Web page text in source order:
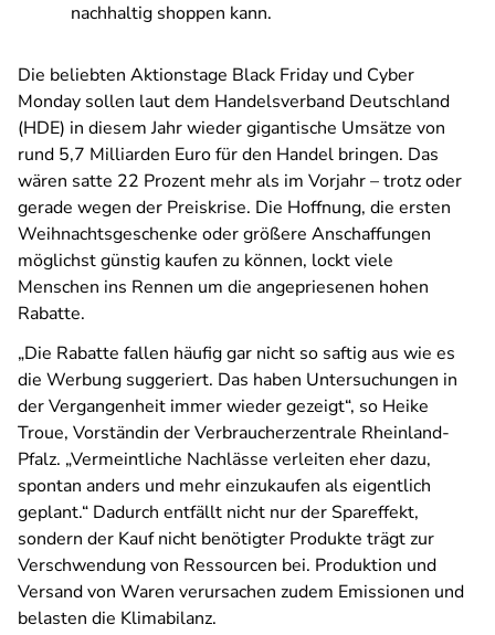
nachhaltig shoppen kann.
Die beliebten Aktionstage Black Friday und Cyber
Monday sollen laut dem Handelsverband Deutschland
(HDE) in diesem Jahr wieder gigantische Umsätze von
rund 5,7 Milliarden Euro für den Handel bringen. Das
wären satte 22 Prozent mehr als im Vorjahr – trotz oder
gerade wegen der Preiskrise. Die Hoffnung, die ersten
Weihnachtsgeschenke oder größere Anschaffungen
möglichst günstig kaufen zu können, lockt viele
Menschen ins Rennen um die angepriesenen hohen
Rabatte.
„Die Rabatte fallen häufig gar nicht so saftig aus wie es
die Werbung suggeriert. Das haben Untersuchungen in
der Vergangenheit immer wieder gezeigt“, so Heike
Troue, Vorständin der Verbraucherzentrale Rheinland-
Pfalz. „Vermeintliche Nachlässe verleiten eher dazu,
spontan anders und mehr einzukaufen als eigentlich
geplant.“ Dadurch entfällt nicht nur der Spareffekt,
sondern der Kauf nicht benötigter Produkte trägt zur
Verschwendung von Ressourcen bei. Produktion und
Versand von Waren verursachen zudem Emissionen und
belasten die Klimabilanz.